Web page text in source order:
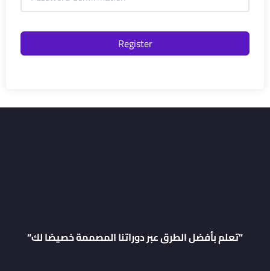
Register
“تعلم بأفضل الطرق عبر دوراتنا المصممة خصيصًا لك”